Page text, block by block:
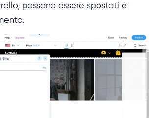
possono essere spostati e